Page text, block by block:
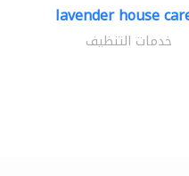
lavender house
خدمات التنظيف